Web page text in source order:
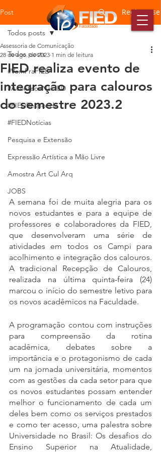
Post Registre-se
Todos posts
#VemPraFIED
#AconteceNaFIED
#FIEDResponde
#FIEDNotícias
Pesquisa e Extensão
Expressão Artística a Mão Livre
Amostra Art Cul Arq
JOBS
Todos posts
FIED realiza evento de
integração para calouros
do semestre 2023.2
Assessoria de Comunicação
28 de ago. de 2023 1 min de leitura
A semana foi de muita alegria para os
novos estudantes e para a equipe de
professores e colaboradores da FIED,
que desenvolveram uma série de
atividades em todos os Campi para
acolhimento e integração dos calouros.
A tradicional Recepção de Calouros,
realizada na última quinta-feira (24)
marcou o início do semestre letivo para
os novos acadêmicos na Faculdade.
A programação contou com instruções
para compreensão da rotina
acadêmica, debates sobre a
importância e o protagonismo de cada
um na jornada universitária, momentos
com as gestões da cada setor para que
os novos estudantes possam entender
melhor o funcionamento de cada um
deles bem como os serviços prestados
e como ter acesso, uma palestra sobre
Universidade no Brasil: Os desafios do
Ensino Superior na Atualidade,